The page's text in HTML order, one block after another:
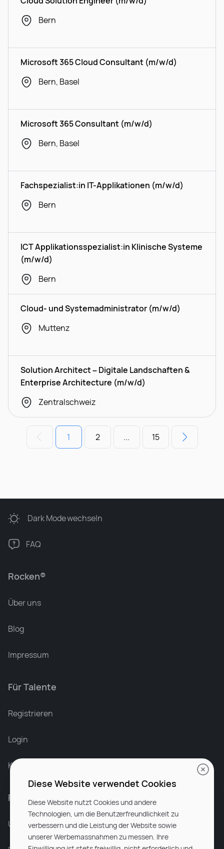
Bern
Microsoft 365 Cloud Consultant (m/w/d)
Bern, Basel
Microsoft 365 Consultant (m/w/d)
Bern, Basel
Fachspezialist:in IT-Applikationen (m/w/d)
Bern
ICT Applikationsspezialist:in Klinische Systeme
(m/w/d)
Bern
Cloud- und Systemadministrator (m/w/d)
Muttenz
Solution Architect – Digitale Landschaften &
Enterprise Architecture (m/w/d)
Zentralschweiz
1 2 ... 15
Rocken®
Über uns
Blog
Impressum
Für Talente
Registrieren
Login
Karriere bei Rocken
Für Unternehmen
Unsere Dienstleistungen
Dark Modewechseln
FAQ
Diese Website verwendet Cookies
Diese Website nutzt Cookies und andere
Technologien, um die Benutzerfreundlichkeit zu
verbessern und die Leistung der Website sowie
unserer Werbemassnahmen zu messen. Ihre